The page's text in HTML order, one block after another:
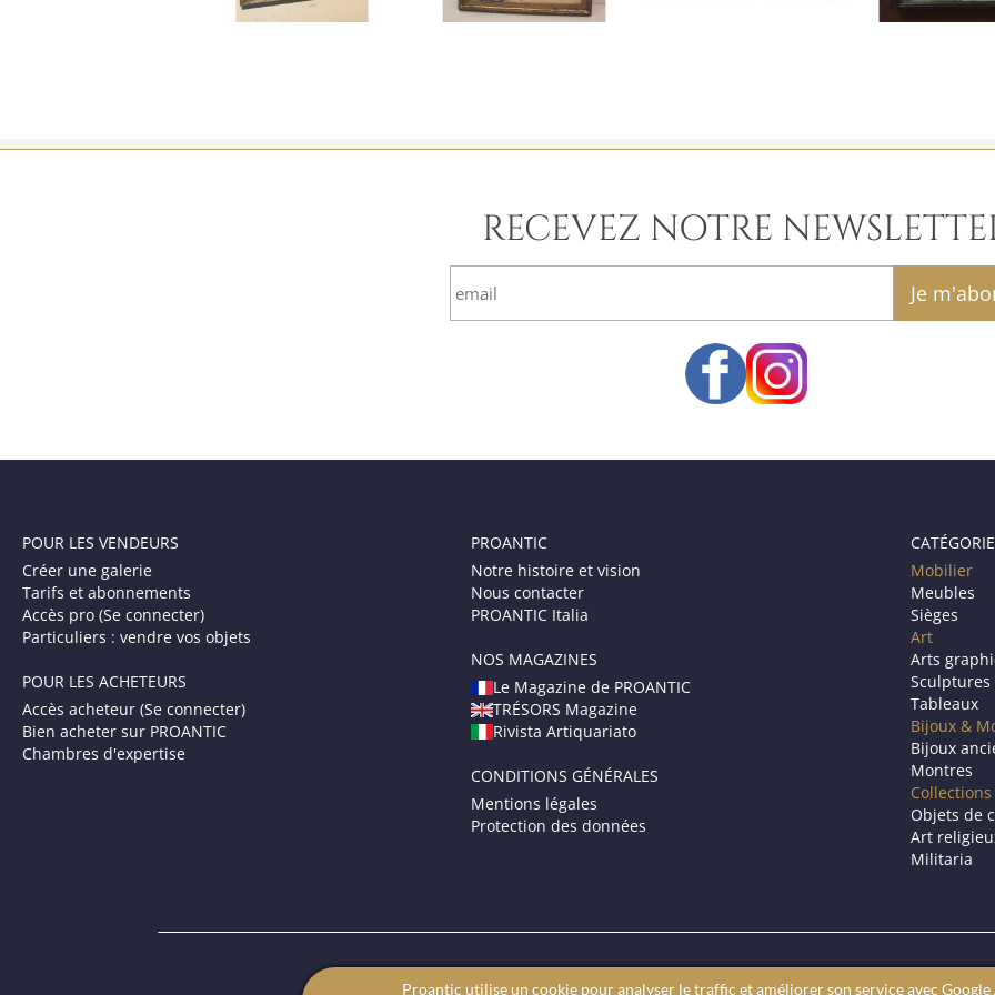
RECEVEZ NOTRE
POUR LES VENDEURS
Créer une galerie
Tarifs et abonnements
Accès pro (Se connecter)
Particuliers : vendre vos objets
POUR LES ACHETEURS
Accès acheteur (Se connecter)
Bien acheter sur PROANTIC
Chambres d'expertise
PROANTIC
Notre histoire et vision
Nous contacter
PROANTIC Italia
NOS MAGAZINES
Le Magazine de PROANTIC
TRÉSORS Magazine
Rivista Artiquariato
CONDITIONS GÉNÉRALES
Mentions légales
Protection des données
Mobilier
Meubles
Sièges
Art
Arts
Sculptures
Tableaux
Bijoux &
Bijoux
Montres
Collections
Objets de
Art
Militaria
Le site des antiquaires en ligne.
Proantic utilise un cookie pour analyser le traffic et améliorer son service avec